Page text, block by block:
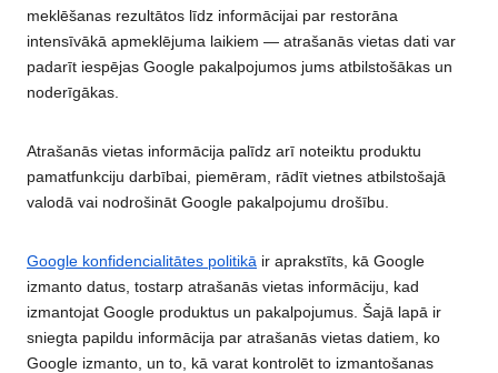
meklēšanas rezultātos līdz informācijai par restorāna
intensīvākā apmeklējuma laikiem — atrašanās vietas dati var
padarīt iespējas Google pakalpojumos jums atbilstošākas un
noderīgākas.
Atrašanās vietas informācija palīdz arī noteiktu produktu
pamatfunkciju darbībai, piemēram, rādīt vietnes atbilstošajā
valodā vai nodrošināt Google pakalpojumu drošību.
Google konfidencialitātes politikā ir aprakstīts, kā Google
izmanto datus, tostarp atrašanās vietas informāciju, kad
izmantojat Google produktus un pakalpojumus. Šajā lapā ir
sniegta papildu informācija par atrašanās vietas datiem, ko
Google izmanto, un to, kā varat kontrolēt to izmantošanas